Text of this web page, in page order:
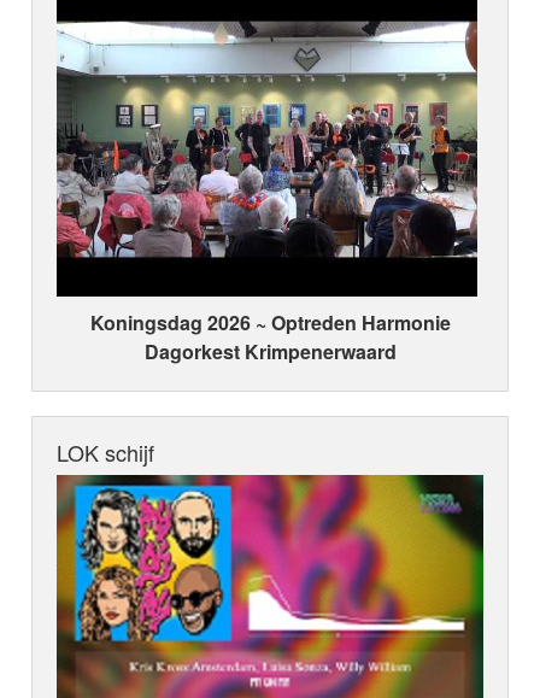
Koningsdag 2026 ~ Optreden Harmonie
Dagorkest Krimpenerwaard
LOK schijf